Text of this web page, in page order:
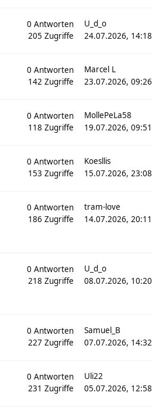
0Antworten
205Zugriffe
U_d_o
24.07.2026, 14:18
0Antworten
142Zugriffe
Marcel L
23.07.2026, 09:26
0Antworten
118Zugriffe
MollePeLa58
19.07.2026, 09:51
0Antworten
153Zugriffe
Koesllis
15.07.2026, 23:08
0Antworten
186Zugriffe
tram-love
14.07.2026, 20:11
0Antworten
218Zugriffe
U_d_o
08.07.2026, 10:20
0Antworten
227Zugriffe
Samuel_B
07.07.2026, 14:32
0Antworten
231Zugriffe
Uli22
05.07.2026, 12:58